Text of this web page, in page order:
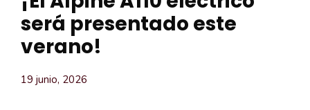
será presentado este
verano!
19 junio, 2026